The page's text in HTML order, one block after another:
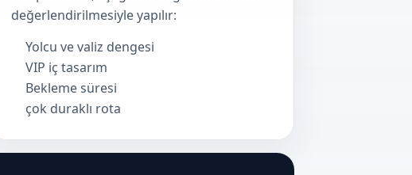
değerlendirilmesiyle yapılır:
Yolcu ve valiz dengesi
VIP iç tasarım
Bekleme süresi
çok duraklı rota